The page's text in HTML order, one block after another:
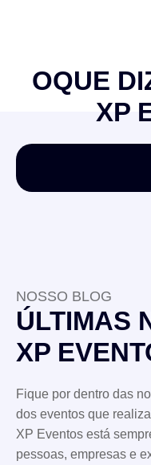
OQUE
XP
NOSSO BLOG
ÚLTIMAS
XP
Fique por dentro das
dos eventos que
XP Eventos está
pessoas, empresas e